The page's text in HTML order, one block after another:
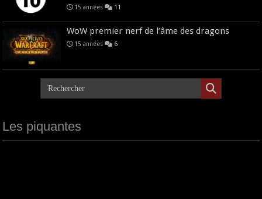
15 années 11
WoW premier nerf de l’âme des dragons
15 années 6
Les piquantes